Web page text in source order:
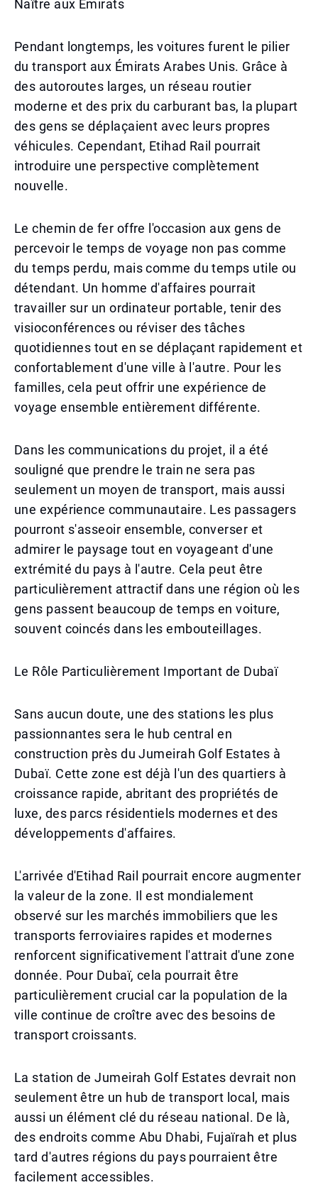
Naître aux Émirats
Pendant longtemps, les voitures furent le pilier
du transport aux Émirats Arabes Unis. Grâce à
des autoroutes larges, un réseau routier
moderne et des prix du carburant bas, la plupart
des gens se déplaçaient avec leurs propres
véhicules. Cependant, Etihad Rail pourrait
introduire une perspective complètement
nouvelle.
Le chemin de fer offre l'occasion aux gens de
percevoir le temps de voyage non pas comme
du temps perdu, mais comme du temps utile ou
détendant. Un homme d'affaires pourrait
travailler sur un ordinateur portable, tenir des
visioconférences ou réviser des tâches
quotidiennes tout en se déplaçant rapidement et
confortablement d'une ville à l'autre. Pour les
familles, cela peut offrir une expérience de
voyage ensemble entièrement différente.
Dans les communications du projet, il a été
souligné que prendre le train ne sera pas
seulement un moyen de transport, mais aussi
une expérience communautaire. Les passagers
pourront s'asseoir ensemble, converser et
admirer le paysage tout en voyageant d'une
extrémité du pays à l'autre. Cela peut être
particulièrement attractif dans une région où les
gens passent beaucoup de temps en voiture,
souvent coincés dans les embouteillages.
Le Rôle Particulièrement Important de Dubaï
Sans aucun doute, une des stations les plus
passionnantes sera le hub central en
construction près du Jumeirah Golf Estates à
Dubaï. Cette zone est déjà l'un des quartiers à
croissance rapide, abritant des propriétés de
luxe, des parcs résidentiels modernes et des
développements d'affaires.
L'arrivée d'Etihad Rail pourrait encore augmenter
la valeur de la zone. Il est mondialement
observé sur les marchés immobiliers que les
transports ferroviaires rapides et modernes
renforcent significativement l'attrait d'une zone
donnée. Pour Dubaï, cela pourrait être
particulièrement crucial car la population de la
ville continue de croître avec des besoins de
transport croissants.
La station de Jumeirah Golf Estates devrait non
seulement être un hub de transport local, mais
aussi un élément clé du réseau national. De là,
des endroits comme Abu Dhabi, Fujaïrah et plus
tard d'autres régions du pays pourraient être
facilement accessibles.